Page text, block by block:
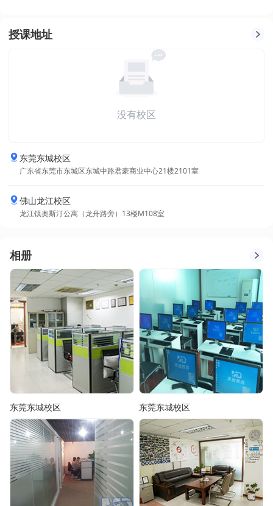
授课地址
没有校区
东莞东城校区
广东省东莞市东城区东城中路君豪商业中心21楼2101室
佛山龙江校区
龙江镇奥斯汀公寓（龙舟路旁）13楼M108室
相册
东莞东城校区 东莞东城校区